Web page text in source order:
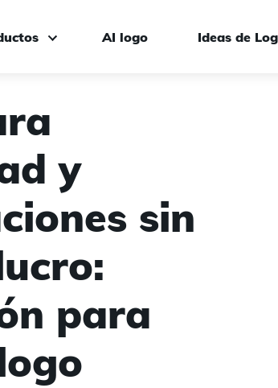
herramientas de marca
AI logo Ideas de
y
sin
para